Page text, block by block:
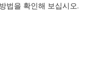
법을 확인해 보십시오.